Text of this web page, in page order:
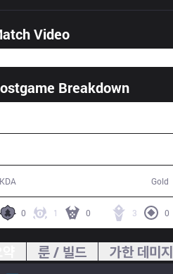
Video
Breakdown
KDA Gold
0 1 0 3 0
룬 / 빌드 가한 데미지